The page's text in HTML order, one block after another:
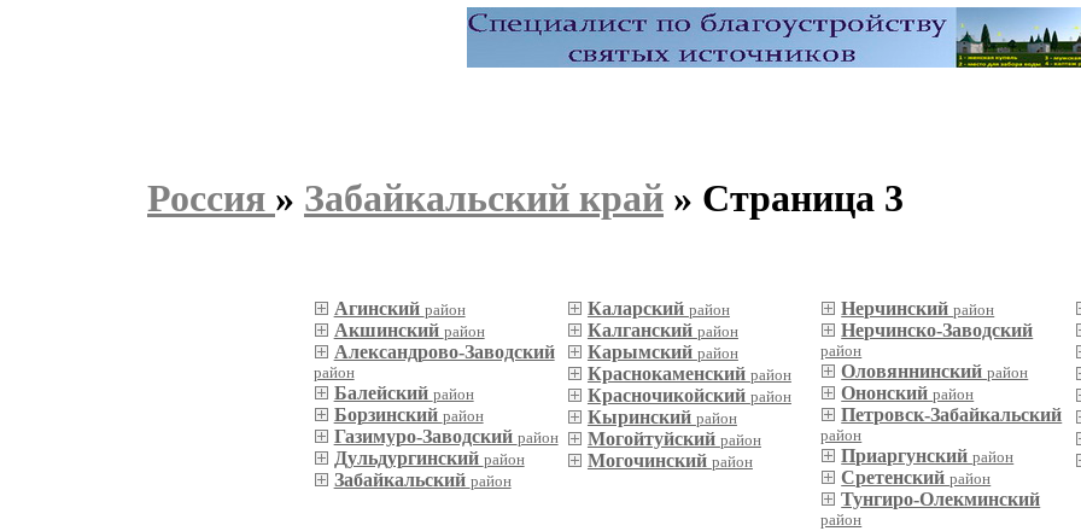
Россия » Забайкальский край » Страница 3
Агинский район
Акшинский район
Александрово-Заводский
район
Балейский район
Борзинский район
Газимуро-Заводский район
Дульдургинский район
Забайкальский район
Каларский район
Калганский район
Карымский район
Краснокаменский район
Красночикойский район
Кыринский район
Могойтуйский район
Могочинский район
Нерчинскийрайон
Нерчинско-Заводский
район
Оловяннинскийрайон
Ононскийрайон
Петровск-Забайкальский
район
Приаргунскийрайон
Сретенскийрайон
Тунгиро-Олекминский
район